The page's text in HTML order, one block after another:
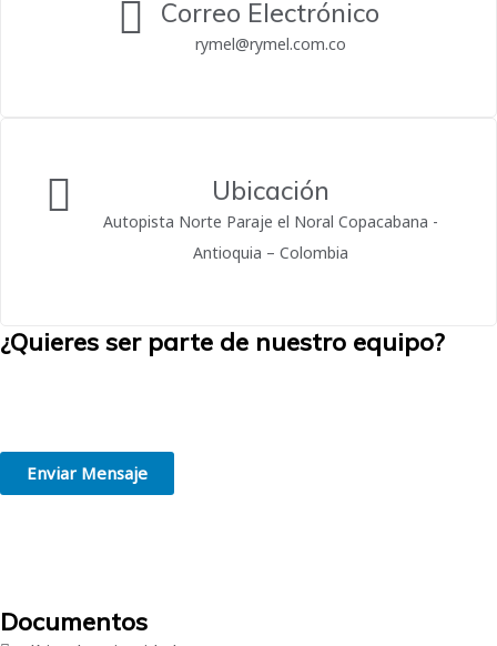
Correo Electrónico
rymel@rymel.com.co
Ubicación
Autopista Norte Paraje el Noral Copacabana -
Antioquia – Colombia
¿Quieres ser parte de nuestro equipo?
Enviar Mensaje
Documentos